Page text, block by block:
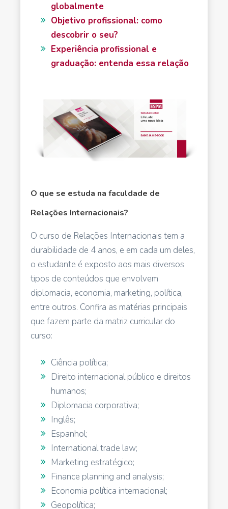
globalmente
Objetivo profissional: como
descobrir o seu?
Experiência profissional e
graduação: entenda essa relação
O que se estuda na faculdade de
Relações Internacionais?
O curso de Relações Internacionais tem a
durabilidade de 4 anos, e em cada um deles,
o estudante é exposto aos mais diversos
tipos de conteúdos que envolvem
diplomacia, economia, marketing, política,
entre outros. Confira as matérias principais
que fazem parte da matriz curricular do
curso:
Ciência política;
Direito internacional público e direitos
humanos;
Diplomacia corporativa;
Inglês;
Espanhol;
International trade law;
Marketing estratégico;
Finance planning and analysis;
Economia política internacional;
Geopolítica;